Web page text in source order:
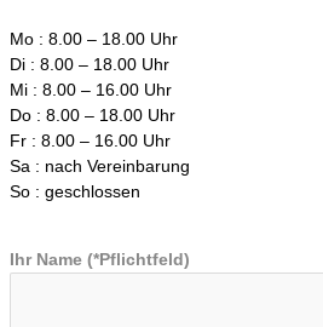
Mo : 8.00 – 18.00 Uhr
Di : 8.00 – 18.00 Uhr
Mi : 8.00 – 16.00 Uhr
Do : 8.00 – 18.00 Uhr
Fr : 8.00 – 16.00 Uhr
Sa : nach Vereinbarung
So : geschlossen
Ihr Name (*Pflichtfeld)